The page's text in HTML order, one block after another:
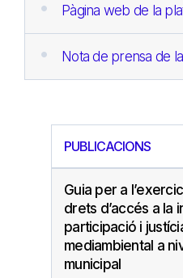
Pàgina web de la
Nota de prensa de
PUBLICACIONS
Guia per a
drets d’accés a la
participació i
mediambiental a
municipal